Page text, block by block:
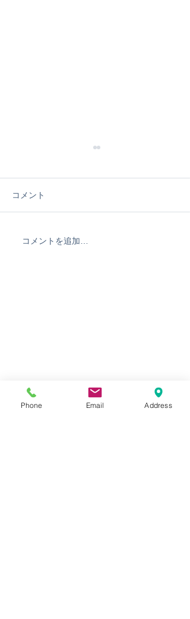
波乗り最短で上手くなり
コメント
コメントを追加…
Phone Email Address